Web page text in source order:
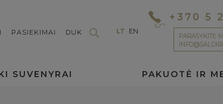
PASIEKIMAI DUK LT EN
+370 5
PARAŠYKITE
SUVENYRAI PAKUOTĖ IR